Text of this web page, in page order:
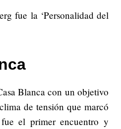
fue la ‘Personalidad del
Blanca con un objetivo
de tensión que marcó
el primer encuentro y